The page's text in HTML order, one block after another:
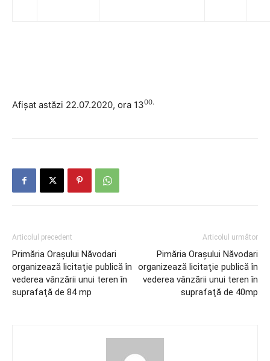
Afișat astăzi 22.07.2020, ora 1300.
Articolul precedent
Primăria Orașului Năvodari
organizează licitaţie publică în
vederea vânzării unui teren în
suprafaţă de 84 mp
Articolul următor
Pimăria Orașului Năvodari
organizează licitaţie publică în
vederea vânzării unui teren în
suprafaţă de 40mp